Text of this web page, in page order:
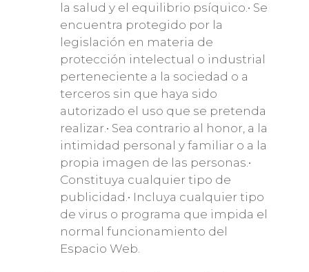
la salud y el equilibrio psíquico.• Se
encuentra protegido por la
legislación en materia de
protección intelectual o industrial
perteneciente a la sociedad o a
terceros sin que haya sido
autorizado el uso que se pretenda
realizar.• Sea contrario al honor, a la
intimidad personal y familiar o a la
propia imagen de las personas.•
Constituya cualquier tipo de
publicidad.• Incluya cualquier tipo
de virus o programa que impida el
normal funcionamiento del
Espacio Web.